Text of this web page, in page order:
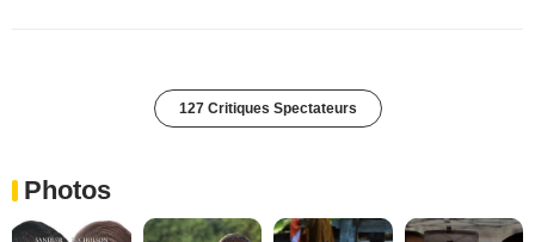
127 Critiques Spectateurs
Photos